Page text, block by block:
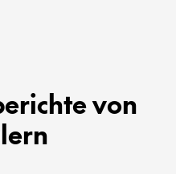
von